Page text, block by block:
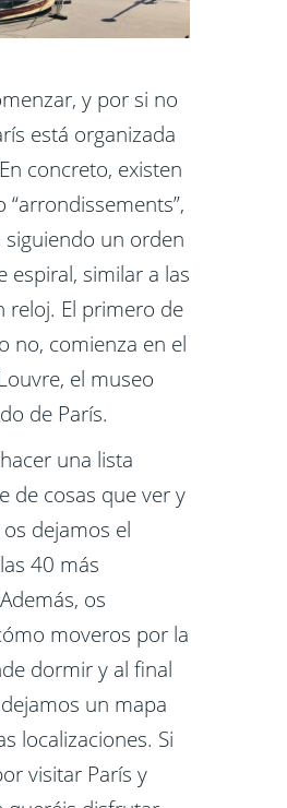
y por si no
está organizada
concreto, existen
“arrondissements”,
un orden
espiral, similar a las
reloj. El primero de
no, comienza en el
el museo
de París.
una lista
de cosas que ver y
dejamos el
40 más
os
moveros por la
dormir y al final
un mapa
localizaciones. Si
visitar París y